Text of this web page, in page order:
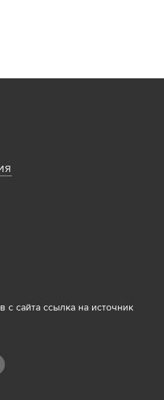
с сайта ссылка на источник